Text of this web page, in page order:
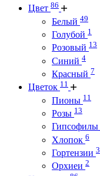
Цвет 86
Белый 49
Голубой 1
Розовый 13
Синий 4
Красный 7
Цветок 11
Пионы 11
Розы 13
Гипсофилы
Хлопок 6
Гортензии 3
Орхиеи 2